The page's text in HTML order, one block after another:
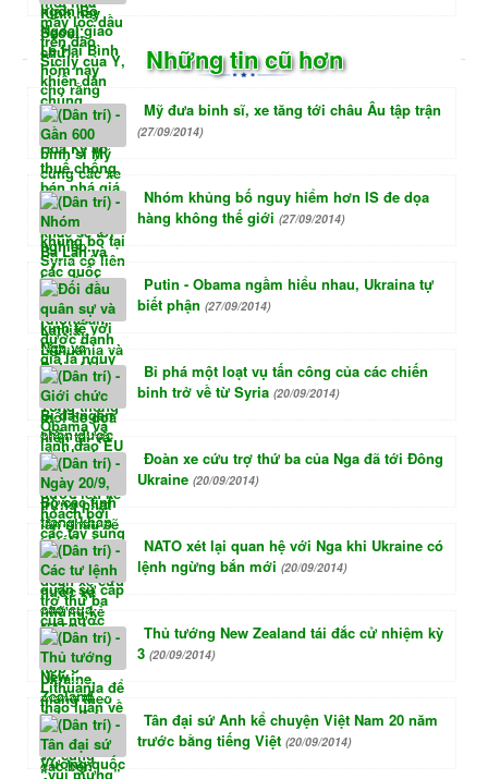
Những tin cũ hơn
Mỹ đưa binh sĩ, xe tăng tới châu Âu tập trận
(27/09/2014)
Nhóm khủng bố nguy hiểm hơn IS đe dọa
hàng không thế giới (27/09/2014)
Putin - Obama ngầm hiểu nhau, Ukraina tự
biết phận (27/09/2014)
Bỉ phá một loạt vụ tấn công của các chiến
binh trở về từ Syria (20/09/2014)
Đoàn xe cứu trợ thứ ba của Nga đã tới Đông
Ukraine (20/09/2014)
NATO xét lại quan hệ với Nga khi Ukraine có
lệnh ngừng bắn mới (20/09/2014)
Thủ tướng New Zealand tái đắc cử nhiệm kỳ
3 (20/09/2014)
Tân đại sứ Anh kể chuyện Việt Nam 20 năm
trước bằng tiếng Việt (20/09/2014)